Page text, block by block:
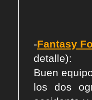
-Fantasy
detalle):
Buen
los dos